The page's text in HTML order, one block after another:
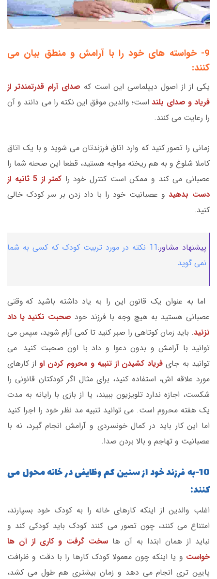
9- خواسته های خود را با آرامش و منطق بیان می
کنند:
یکی از از اصول دیپلماسی این است که صدای آرام قدرتمندتر از
فریاد و صدای بلند است؛ والدین موفق این نکته را می دانند و آن
را رعایت می کنند.
زمانی را تصور کنید که وارد اتاق فرزندتان می شوید و با یک اتاق
کاملا شلوغ و به هم ریخته مواجه هستید، قطعا این صحنه شما را
عصبانی می کند و ممکن است کنترل خود را
کمتر از 5 ثانیه از
دست بدهید و عصبانیت خود را با داد زدن بر سر کودک خالی
کنید.
پیشنهاد مشاور:
11 نکته در مورد تربیت کودک که کسی به شما
نمی گوید
اما به عنوان یک قانون این را به یاد داشته باشید که وقتی
عصبانی هستید به هیچ وجه با فرزند خود صحبت نکنید یا داد
نزنید. باید زمان کوتاهی را صبر کنید تا کمی آرام شوید، سپس می
توانید با آرامش و بدون دعوا و داد با اون صحبت کنید. می
توانید به جای فریاد کشیدن از تنبیه و محروم کردن او از کارهای
مورد علاقه اش، استفاده کنید، برای مثال اگر کودکتان قانونی را
شکست، اجازه ندارد تلویزیون ببیند، یا از بازی با رایانه به مدت
یک هفته محروم است. می توانید تنبیه مد نظر خود را اجرا کنید
اما این کار باید در کمال خونسردی و آرامش انجام گیرد، نه با
عصبانیت و تهاجم و بالا بردن صدا.
10-به فرزند خود از سنین کم وظایفی در خانه محول می
کنند:
اغلب والدین از اینکه کارهای خانه را به کودک خود بسپارند،
امتناع می کنند، چون تصور می کنند کودک باید کودکی کند و
نباید از همان ابتدا به آن ها سخت گرفت و کاری از آن ها
خواست و یا اینکه چون معمولا کودک کارها را با دقت و ظرافت
پایین تری انجام می دهد و زمان بیشتری هم طول می کشد،